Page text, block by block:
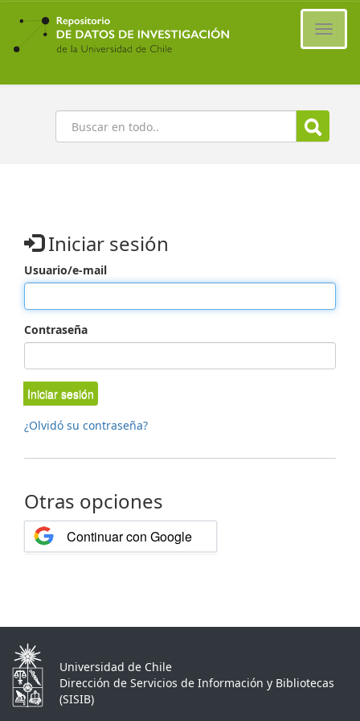
Ir
contenido
principal
Buscar
Iniciar sesión
Usuario/e-mail
Contraseña
Iniciar sesión
¿Olvidó su contraseña?
Otras opciones
Continuar con Google
Universidad de Chile
Dirección de Servicios de Información y Bibliotecas
(SISIB)